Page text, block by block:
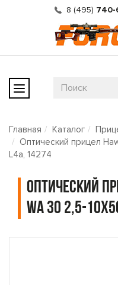
8 (495) 740-
Главная Каталог
Оптический прицел
L4a, 14274
Оптический
WA 30 2,5-